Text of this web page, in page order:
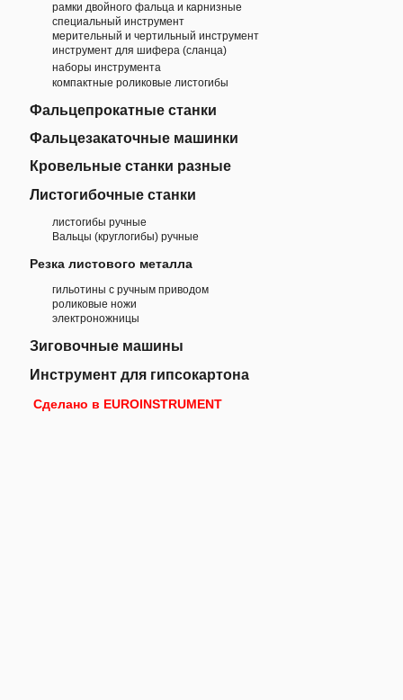
рамки двойного фальца и карнизные
специальный инструмент
мерительный и чертильный инструмент
инструмент для шифера (сланца)
наборы инструмента
компактные роликовые листогибы
Фальцепрокатные станки
Фальцезакаточные машинки
Кровельные станки разные
Листогибочные станки
листогибы ручные
Вальцы (круглогибы) ручные
Резка листового металла
гильотины с ручным приводом
роликовые ножи
электроножницы
Зиговочные машины
Инструмент для гипсокартона
Сделано в EUROINSTRUMENT